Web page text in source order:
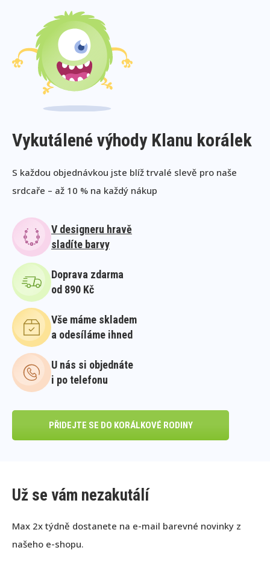
Vykutálené výhody Klanu korálek
S každou objednávkou jste blíž trvalé slevě pro naše
srdcaře – až 10 % na každý nákup
V designeru hravě
sladíte barvy
Doprava zdarma
od 890 Kč
Vše máme skladem
a odesíláme ihned
U nás si objednáte
i po telefonu
PŘIDEJTE SE DO KORÁLKOVÉ RODINY
Už se vám nezakutálí
Max 2x týdně dostanete na e-mail barevné novinky z
našeho e-shopu.